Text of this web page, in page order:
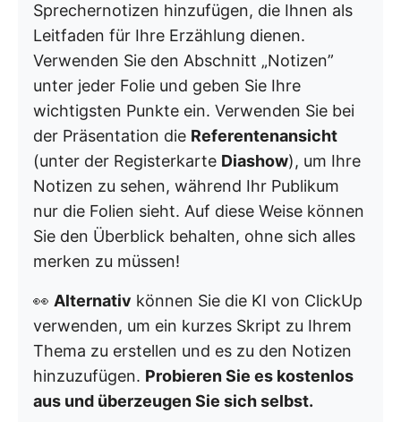
Sprechernotizen hinzufügen, die Ihnen als
Leitfaden für Ihre Erzählung dienen.
Verwenden Sie den Abschnitt „Notizen”
unter jeder Folie und geben Sie Ihre
wichtigsten Punkte ein. Verwenden Sie bei
der Präsentation die Referentenansicht
(unter der Registerkarte Diashow), um Ihre
Notizen zu sehen, während Ihr Publikum
nur die Folien sieht. Auf diese Weise können
Sie den Überblick behalten, ohne sich alles
merken zu müssen!
👀 Alternativ können Sie die KI von ClickUp
verwenden, um ein kurzes Skript zu Ihrem
Thema zu erstellen und es zu den Notizen
hinzuzufügen. Probieren Sie es kostenlos
aus und überzeugen Sie sich selbst.